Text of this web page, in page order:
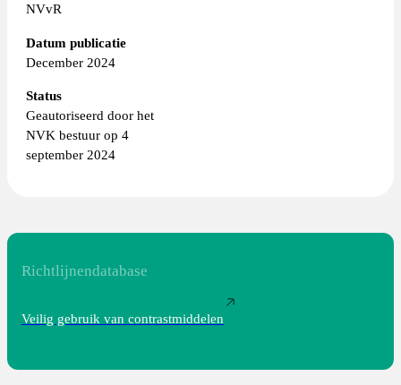
NVvR
Datum publicatie
December 2024
Status
Geautoriseerd door het
NVK bestuur op 4
september 2024
Richtlijnendatabase
Veilig gebruik van contrastmiddelen